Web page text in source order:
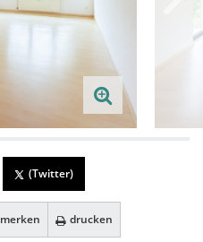
(Twitter)
merken drucken